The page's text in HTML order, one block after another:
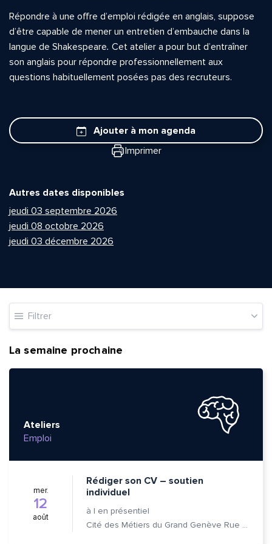
Répondre à une offre d’emploi rédigée en anglais, suppose
d’être capable de mener un entretien d’embauche dans la
langue de Shakespeare. Cet atelier a pour but d’entraîner
son anglais pour répondre professionnellement aux
questions habituellement posées pas des recruteurs.
Ajouter à mon agenda
Imprimer
Autres dates disponibles
jeudi 03 septembre 2026
jeudi 08 octobre 2026
jeudi 03 décembre 2026
Filtrer
La semaine prochaine
Ateliers
Emploi
mer.
12
août
Rédiger son CV – soutien
individuel
à | en présentiel
Cité des Métiers du Grand Genève Rue Prévost-Martin 6 1205 Genève